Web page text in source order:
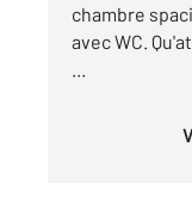
chambre
avec WC.